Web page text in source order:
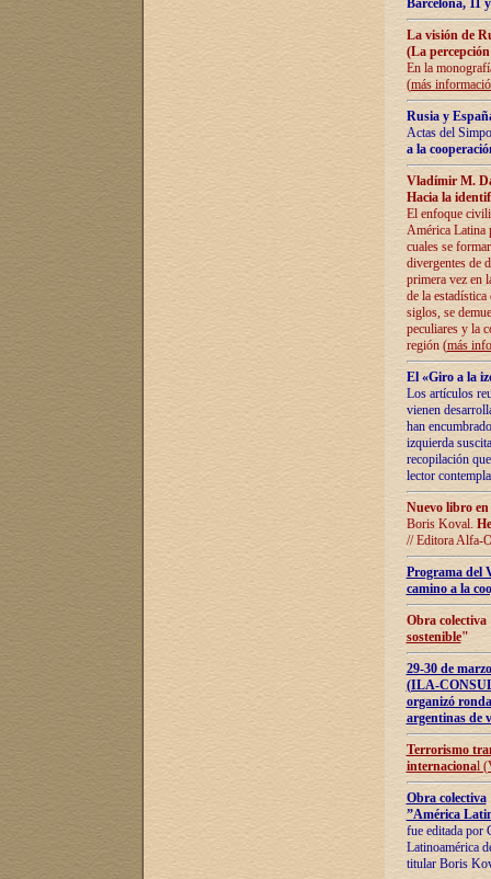
Barcelona, 11
La visión de
(La
En la
(más
Rusia y
Actas del
a la
Vladímir M.
Hacia la
El enfoque
América Latina
cuales se
divergentes de
primera vez en
de la
siglos, se
peculiares y la
región (más
El «Giro a la
Los artículos
vienen
han
izquierda
recopilación
lector
Nuevo libro
Boris Koval.
// Editora Alfa-
Programa del
camino a la
Obra
sostenible"
29-30 de
(ILA-
organizó
argentinas de
Terrorismo
internacional
Obra colectiva
”América
fue editada por
Latinoamérica
titular Boris